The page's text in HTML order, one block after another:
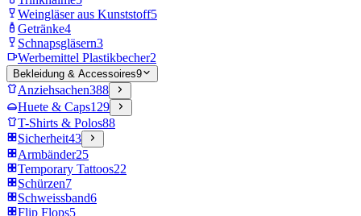
Weingläser aus Kunststoff5
Getränke4
Schnapsgläsern3
Werbemittel Plastikbecher2
Bekleidung & Accessoires9
Anziehsachen388
Huete & Caps129
T-Shirts & Polos88
Sicherheit43
Armbänder25
Temporary Tattoos22
Schürzen7
Schweissband6
Flip Flops5